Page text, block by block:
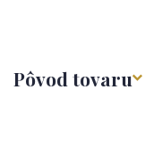
Pôvod tovaru